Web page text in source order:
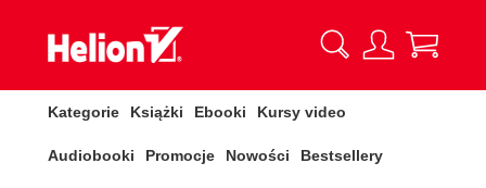
Kategorie Książki Ebooki Kursy video
Audiobooki Promocje Nowości Bestsellery